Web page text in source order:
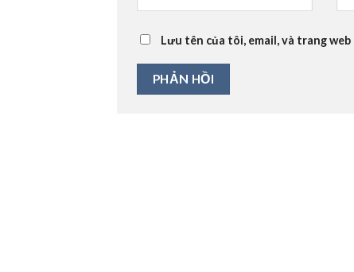
Lưu tên của tôi, email, và trang